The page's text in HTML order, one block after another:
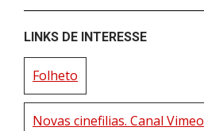
LINKS DE INTERESSE
Folheto
Novas cinefilias. Canal Vimeo